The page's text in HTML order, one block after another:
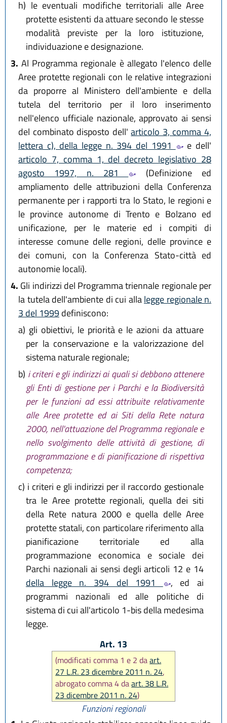
h) le eventuali modifiche territoriali alle Aree
protette esistenti da attuare secondo le stesse
modalità previste per la loro istituzione,
individuazione e designazione.
3. Al Programma regionale è allegato l'elenco delle
Aree protette regionali con le relative integrazioni
da proporre al Ministero dell'ambiente e della
tutela del territorio per il loro inserimento
nell'elenco ufficiale nazionale, approvato ai sensi
del combinato disposto dell'articolo 3, comma 4,
lettera c), della legge n. 394 del 1991
e dell'
articolo 7, comma 1, del decreto legislativo 28
agosto 1997, n. 281
(Definizione ed
ampliamento delle attribuzioni della Conferenza
permanente per i rapporti tra lo Stato, le regioni e
le province autonome di Trento e Bolzano ed
unificazione, per le materie ed i compiti di
interesse comune delle regioni, delle province e
dei comuni, con la Conferenza Stato-città ed
autonomie locali).
4. Gli indirizzi del Programma triennale regionale per
la tutela dell'ambiente di cui allalegge regionale n.
3 del 1999definiscono:
a) gli obiettivi, le priorità e le azioni da attuare
per la conservazione e la valorizzazione del
sistema naturale regionale;
b) i criteri e gli indirizzi ai quali si debbono attenere
gli Enti di gestione per i Parchi e la Biodiversità
per le funzioni ad essi attribuite relativamente
alle Aree protette ed ai Siti della Rete natura
2000, nell'attuazione del Programma regionale e
nello svolgimento delle attività di gestione, di
programmazione e di pianificazione di rispettiva
competenza;
c) i criteri e gli indirizzi per il raccordo gestionale
tra le Aree protette regionali, quella dei siti
della Rete natura 2000 e quella delle Aree
protette statali, con particolare riferimento alla
pianificazione territoriale ed alla
programmazione economica e sociale dei
Parchi nazionali ai sensi degli articoli 12 e 14
della legge n. 394 del 1991
, ed ai
programmi nazionali ed alle politiche di
sistema di cui all'articolo 1-bis della medesima
legge.
Art. 13
(modificati comma 1 e 2 daart.
27 L.R. 23 dicembre 2011 n. 24,
abrogato comma 4 daart. 38 L.R.
23 dicembre 2011 n. 24)
Funzioni regionali